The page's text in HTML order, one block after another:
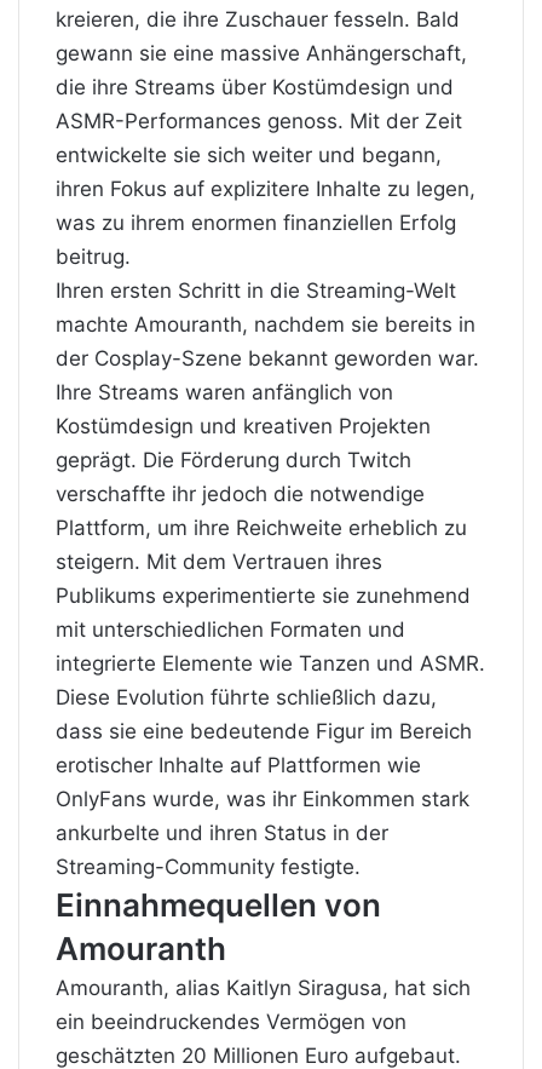
kreieren, die ihre Zuschauer fesseln. Bald
gewann sie eine massive Anhängerschaft,
die ihre Streams über Kostümdesign und
ASMR-Performances genoss. Mit der Zeit
entwickelte sie sich weiter und begann,
ihren Fokus auf explizitere Inhalte zu legen,
was zu ihrem enormen finanziellen Erfolg
beitrug.
Ihren ersten Schritt in die Streaming-Welt
machte Amouranth, nachdem sie bereits in
der Cosplay-Szene bekannt geworden war.
Ihre Streams waren anfänglich von
Kostümdesign und kreativen Projekten
geprägt. Die Förderung durch Twitch
verschaffte ihr jedoch die notwendige
Plattform, um ihre Reichweite erheblich zu
steigern. Mit dem Vertrauen ihres
Publikums experimentierte sie zunehmend
mit unterschiedlichen Formaten und
integrierte Elemente wie Tanzen und ASMR.
Diese Evolution führte schließlich dazu,
dass sie eine bedeutende Figur im Bereich
erotischer Inhalte auf Plattformen wie
OnlyFans wurde, was ihr Einkommen stark
ankurbelte und ihren Status in der
Streaming-Community festigte.
Einnahmequellen von
Amouranth
Amouranth, alias Kaitlyn Siragusa, hat sich
ein beeindruckendes Vermögen von
geschätzten 20 Millionen Euro aufgebaut.